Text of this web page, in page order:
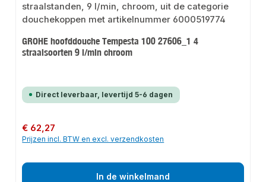
GROHE hoofddouche Tempesta 100 27606_1 4
straalsoorten 9 l/min chroom
Direct leverbaar, levertijd 5-6 dagen
Normale prijs:
€ 62,27
Prijzen incl. BTW en excl. verzendkosten
In de winkelmand